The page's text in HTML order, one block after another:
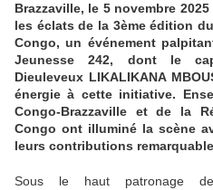
Brazzaville, le 5 novembre
les éclats de la 3ème édition
Congo, un événement
Jeunesse 242, dont le
Dieuleveux LIKALIKANA
énergie à cette initiative.
Congo-Brazzaville et de la
Congo ont illuminé la scène
leurs contributions
Sous le haut patronage